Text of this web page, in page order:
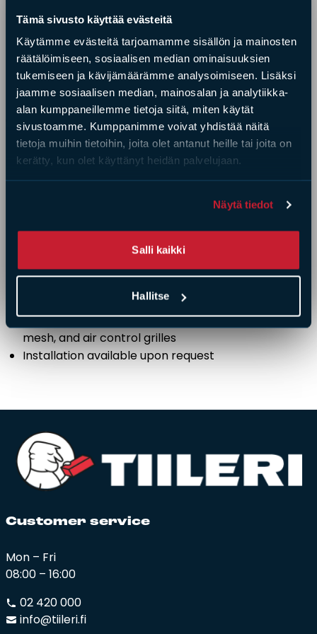
Tämä sivusto käyttää evästeitä
Käytämme evästeitä tarjoamamme sisällön ja mainosten
räätälöimiseen, sosiaalisen median ominaisuuksien
tukemiseen ja kävijämäärämme analysoimiseen. Lisäksi
jaamme sosiaalisen median, mainosalan ja analytiikka-
alan kumppaneillemme tietoja siitä, miten käytät
sivustoamme. Kumppanimme voivat yhdistää näitä
tietoja muihin tietoihin, joita olet antanut heille tai joita on
kerätty, kun olet käyttänyt heidän palvelujaan.
Näytä tiedot
Salli kaikki
Hallitse
rekisteriselosteen.
https://tiileri.fi/rekisteriseloste/
DEPTH (MM)
WEIGHT (KG)
375
Ecodesign certified
Oscar convection stove rapidly heats rooms via
convection and creates an ideal ambiance.
Lightweight, it requires no substantial foundations.
Lift door
Air wash for glass
Top connection (or rear via intermediate pipe)
Optional adjustable external dimensions with
additional surface panels and mortar
frame, surface panels (silicate board), mounting
accessories, base and surface mortar or brick tiles,
mesh, and air control grilles
Installation available upon request
Cus­to­mer ser­vi­ce
Mon – Fri
08:00 – 16:00
02 420 000
info@tiileri.fi